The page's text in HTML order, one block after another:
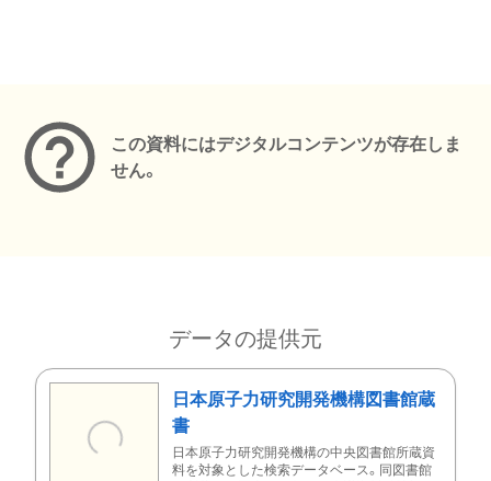
この資料にはデジタルコンテンツが存在しま
せん。
データの提供元
日本原子力研究開発機構図書館蔵
書
日本原子力研究開発機構の中央図書館所蔵資
料を対象とした検索データベース。同図書館